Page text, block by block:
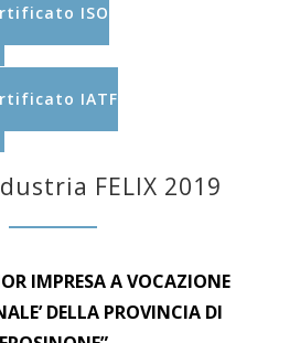
ISO
IATF
FELIX 2019
IMPRESA A VOCAZIONE
DELLA PROVINCIA DI